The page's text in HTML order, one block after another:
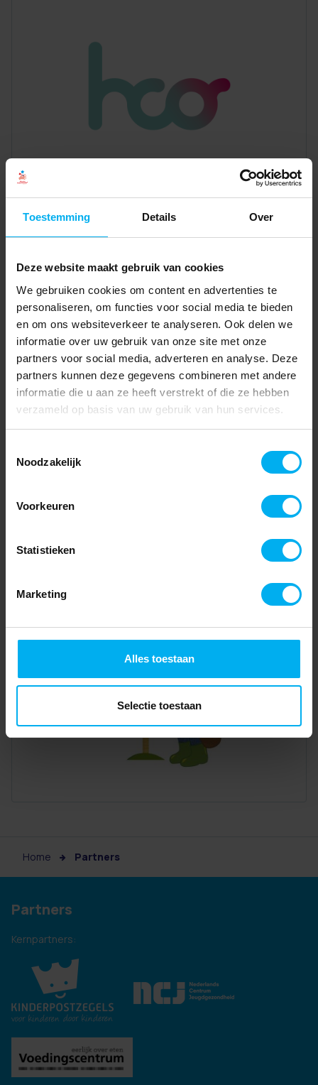
Toestemming Details Over
Deze website maakt gebruik van cookies
We gebruiken cookies om content en advertenties te
personaliseren, om functies voor social media te bieden
en om ons websiteverkeer te analyseren. Ook delen we
informatie over uw gebruik van onze site met onze
partners voor social media, adverteren en analyse. Deze
partners kunnen deze gegevens combineren met andere
informatie die u aan ze heeft verstrekt of die ze hebben
verzameld op basis van uw gebruik van hun services.
Noodzakelijk
Voorkeuren
Statistieken
Marketing
Alles toestaan
Selectie toestaan
Home Partners
Partners
Kernpartners: